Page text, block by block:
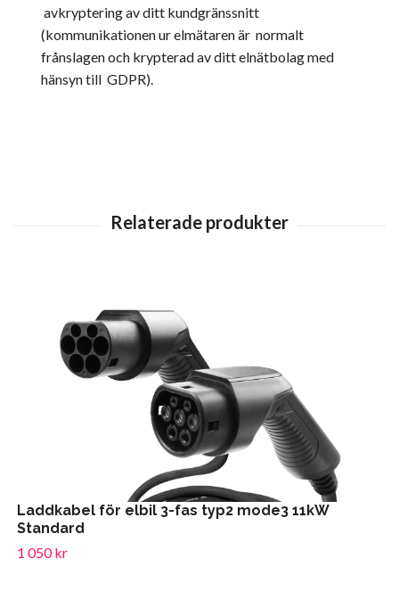
avkryptering av ditt kundgränssnitt
(kommunikationen ur elmätaren är normalt
frånslagen och krypterad av ditt elnätbolag med
hänsyn till GDPR).
Laddkabel för elbil 3-fas typ2 mode3 11kW
Standard
1 050 kr